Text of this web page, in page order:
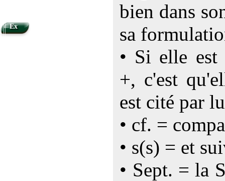
bien dans
sa
• Si elle est
+, c'est
est cité par
• cf. =
• s(s) = et
• Sept. = la
Ex